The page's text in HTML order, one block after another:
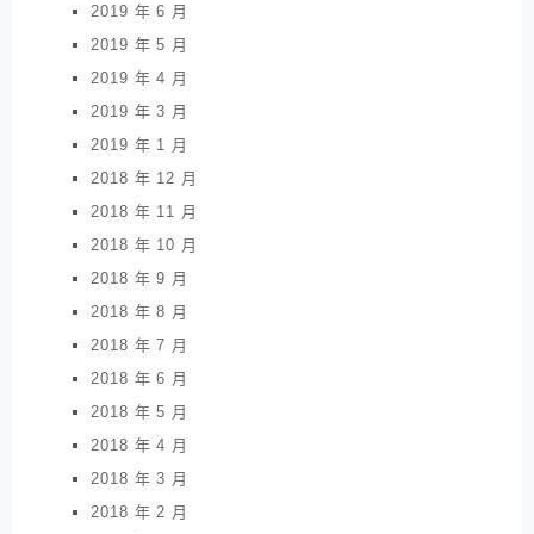
2019 年 6 月
2019 年 5 月
2019 年 4 月
2019 年 3 月
2019 年 1 月
2018 年 12 月
2018 年 11 月
2018 年 10 月
2018 年 9 月
2018 年 8 月
2018 年 7 月
2018 年 6 月
2018 年 5 月
2018 年 4 月
2018 年 3 月
2018 年 2 月